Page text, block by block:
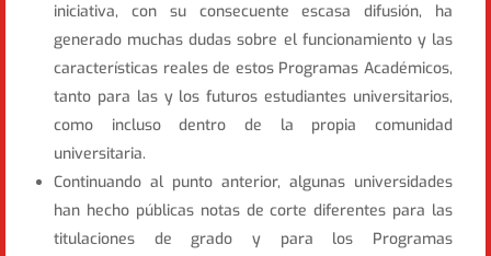
iniciativa, con su consecuente escasa difusión, ha
generado muchas dudas sobre el funcionamiento y las
características reales de estos Programas Académicos,
tanto para las y los futuros estudiantes universitarios,
como incluso dentro de la propia comunidad
universitaria.
Continuando al punto anterior, algunas universidades
han hecho públicas notas de corte diferentes para las
titulaciones de grado y para los Programas